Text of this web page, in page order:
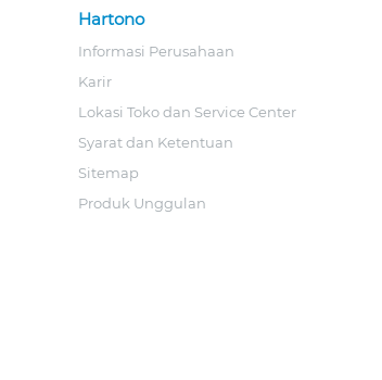
Hartono
Informasi Perusahaan
Karir
Lokasi Toko dan Service Center
Syarat dan Ketentuan
Sitemap
Produk Unggulan